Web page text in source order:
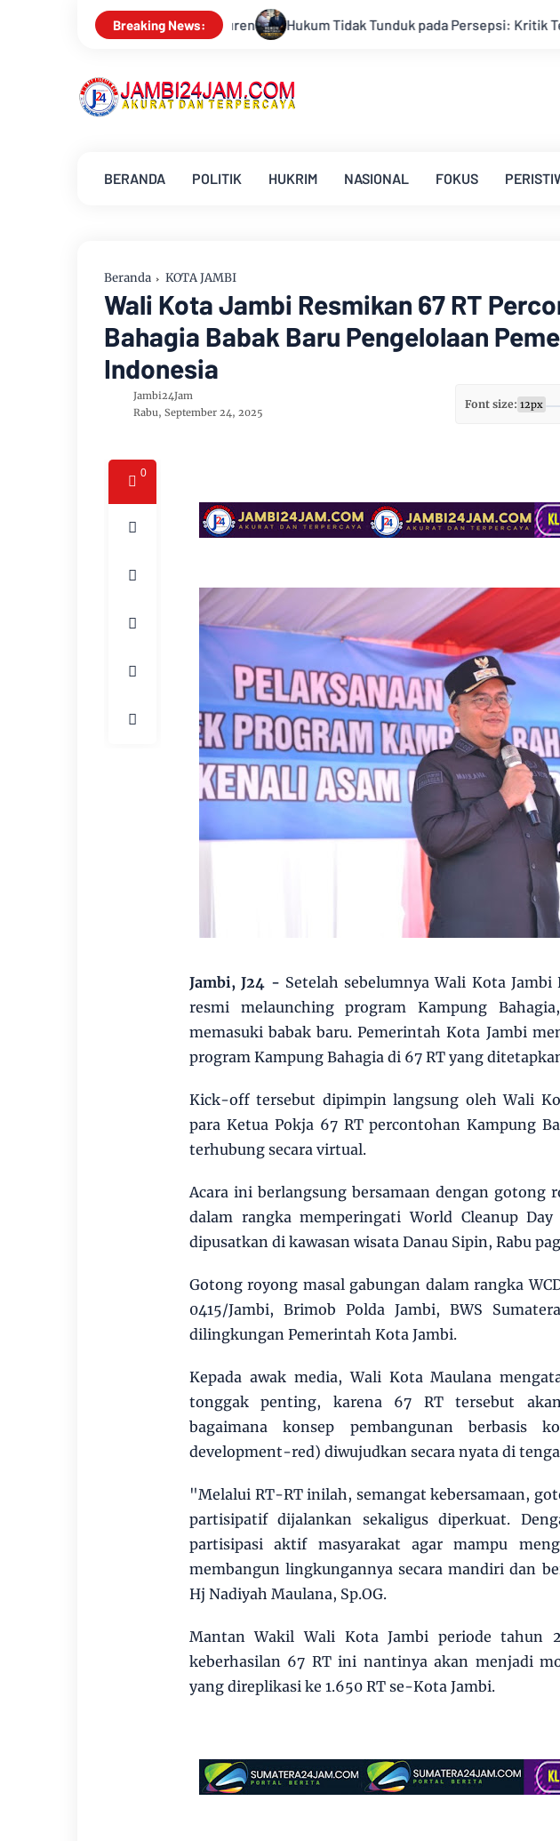
Breaking News:
Hukum Tidak Tunduk pada Persepsi: Kritik Terhadap Monopoli Kebenaran
BERANDA POLITIK HUKRIM NASIONAL FOKUS
Beranda KOTA JAMBI
Wali Kota Jambi Resmikan 67 RT
Bahagia Babak Baru Pengelolaan
Indonesia
Jambi24Jam
Rabu, September 24, 2025
Font size: 12px
0
Jambi, J24 - Setelah sebelumnya Wali Kota
resmi melaunching program Kampung
memasuki babak baru. Pemerintah Kota Jambi
program Kampung Bahagia di 67 RT yang
Kick-off tersebut dipimpin langsung oleh Wali
para Ketua Pokja 67 RT percontohan Kampung
terhubung secara virtual.
Acara ini berlangsung bersamaan dengan gotong
dalam rangka memperingati World Cleanup
dipusatkan di kawasan wisata Danau Sipin, Rabu
Gotong royong masal gabungan dalam rangka
0415/Jambi, Brimob Polda Jambi, BWS
dilingkungan Pemerintah Kota Jambi.
Kepada awak media, Wali Kota Maulana
tonggak penting, karena 67 RT tersebut
bagaimana konsep pembangunan berbasis
development-red) diwujudkan secara nyata di
"Melalui RT-RT inilah, semangat kebersamaan,
partisipatif dijalankan sekaligus diperkuat.
partisipasi aktif masyarakat agar mampu
membangun lingkungannya secara mandiri dan
Hj Nadiyah Maulana, Sp.OG.
Mantan Wakil Wali Kota Jambi periode tahun
keberhasilan 67 RT ini nantinya akan menjadi
yang direplikasi ke 1.650 RT se-Kota Jambi.